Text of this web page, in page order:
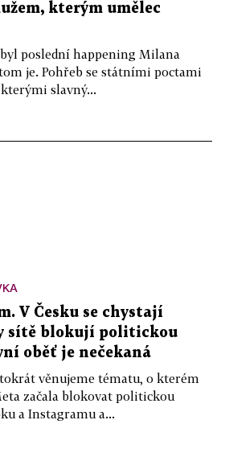
kterým umělec
poslední happening Milana
je. Pohřeb se státními poctami
slavný...
V Česku se chystají
sítě blokují politickou
oběť je nečekaná
věnujeme tématu, o kterém
začala blokovat politickou
a Instagramu a...